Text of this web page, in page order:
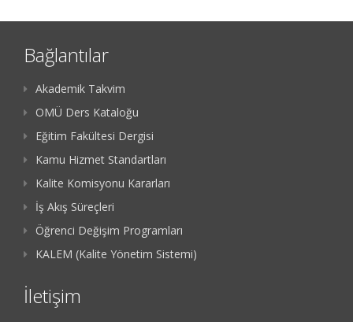
Bağlantılar
Akademik Takvim
OMÜ Ders Kataloğu
Eğitim Fakültesi Dergisi
Kamu Hizmet Standartları
Kalite Komisyonu Kararları
İş Akış Süreçleri
Öğrenci Değişim Programları
KALEM (Kalite Yönetim Sistemi)
İletişim